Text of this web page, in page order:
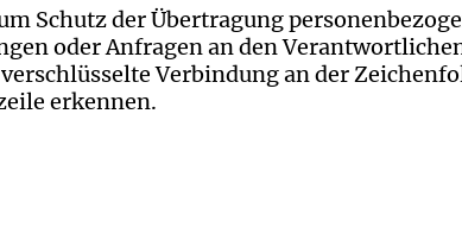
Schutz der Übertragung
oder Anfragen an den
Verbindung an der
erkennen.